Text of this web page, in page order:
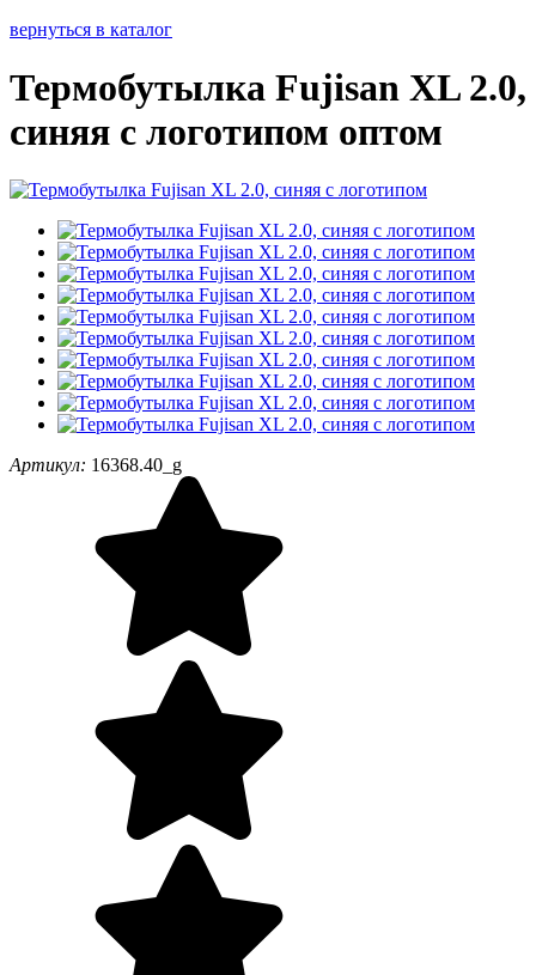
вернуться в каталог
Термобутылка Fujisan XL 2.0,
синяя с логотипом оптом
Артикул: 16368.40_g